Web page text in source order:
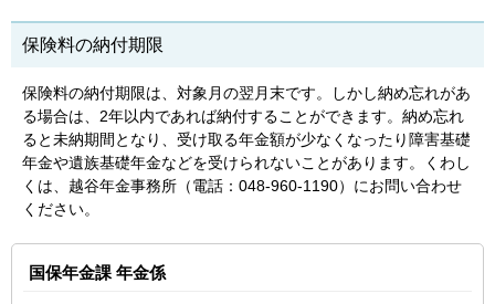
保険料の納付期限
保険料の納付期限は、対象月の翌月末です。しかし納め忘れがあ
る場合は、2年以内であれば納付することができます。納め忘れ
ると未納期間となり、受け取る年金額が少なくなったり障害基礎
年金や遺族基礎年金などを受けられないことがあります。くわし
くは、越谷年金事務所（電話：048-960-1190）にお問い合わせ
ください。
国保年金課 年金係